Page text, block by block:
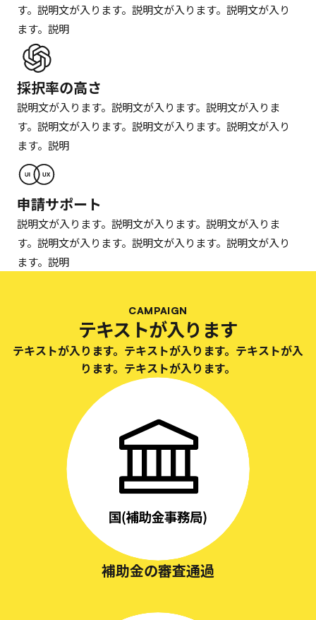
す。説明文が入ります。説明文が入ります。説明文が入り
ます。説明
採択率の高さ
説明文が入ります。説明文が入ります。説明文が入りま
す。説明文が入ります。説明文が入ります。説明文が入り
ます。説明
申請サポート
説明文が入ります。説明文が入ります。説明文が入りま
す。説明文が入ります。説明文が入ります。説明文が入り
ます。説明
CAMPAIGN
テキストが入ります
テキストが入ります。テキストが入ります。テキストが入
ります。テキストが入ります。
補助金の審査通過